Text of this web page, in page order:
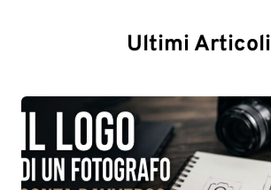
Ultimi Articoli